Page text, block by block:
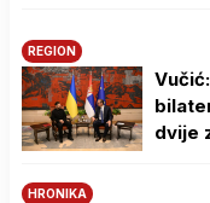
REGION
dvije
HRONIKA